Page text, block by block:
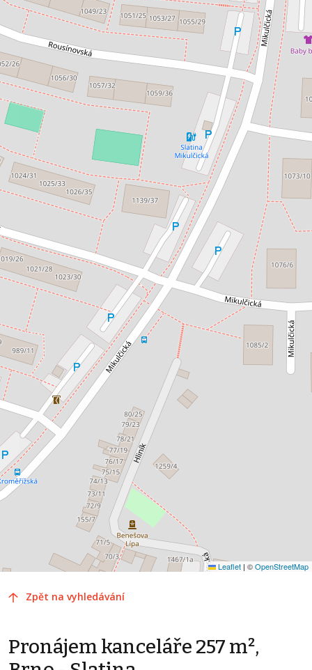
Leaflet | ©OpenStreetMap
Zpět na vyhledávání
Pronájem kanceláře 257 m²,